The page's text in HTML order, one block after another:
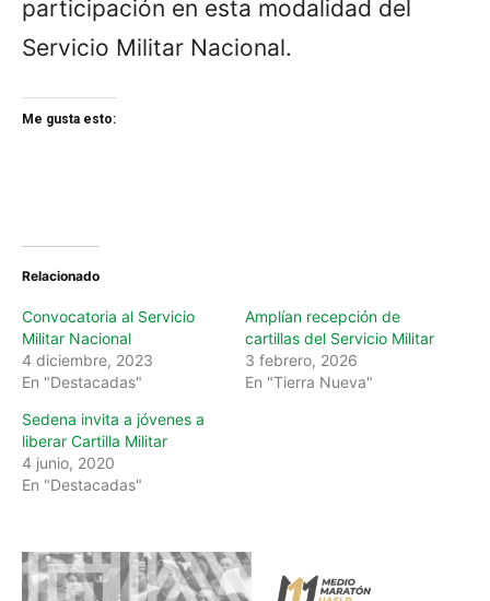
participación en esta modalidad del
Servicio Militar Nacional.
Me gusta esto:
Relacionado
Convocatoria al Servicio
Militar Nacional
4 diciembre, 2023
En "Destacadas"
Amplían recepción de
cartillas del Servicio Militar
3 febrero, 2026
En "Tierra Nueva"
Sedena invita a jóvenes a
liberar Cartilla Militar
4 junio, 2020
En "Destacadas"